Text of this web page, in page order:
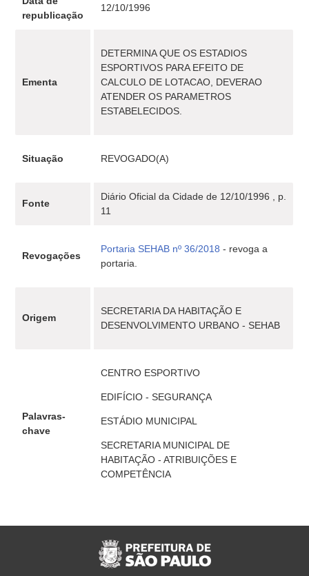
republicação
12/10/1996
Ementa
DETERMINA QUE OS ESTADIOS
ESPORTIVOS PARA EFEITO DE
CALCULO DE LOTACAO, DEVERAO
ATENDER OS PARAMETROS
ESTABELECIDOS.
Situação REVOGADO(A)
Fonte
Diário Oficial da Cidade de 12/10/1996 , p.
11
Revogações
Portaria SEHAB nº 36/2018 - revoga a
portaria.
Origem
SECRETARIA DA HABITAÇÃO E
DESENVOLVIMENTO URBANO - SEHAB
Palavras-
chave
CENTRO ESPORTIVO
EDIFÍCIO - SEGURANÇA
ESTÁDIO MUNICIPAL
SECRETARIA MUNICIPAL DE
HABITAÇÃO - ATRIBUIÇÕES E
COMPETÊNCIA